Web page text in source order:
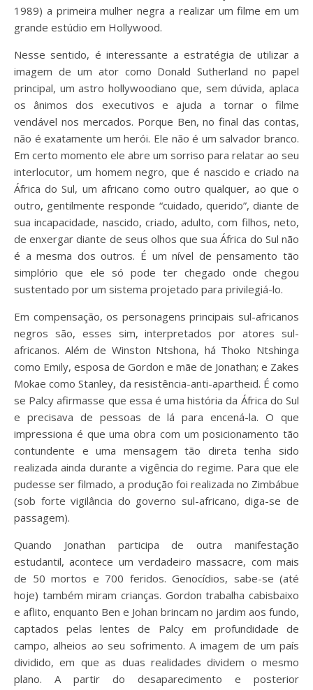
1989) a primeira mulher negra a realizar um filme em um
grande estúdio em Hollywood.
Nesse sentido, é interessante a estratégia de utilizar a
imagem de um ator como Donald Sutherland no papel
principal, um astro hollywoodiano que, sem dúvida, aplaca
os ânimos dos executivos e ajuda a tornar o filme
vendável nos mercados. Porque Ben, no final das contas,
não é exatamente um herói. Ele não é um salvador branco.
Em certo momento ele abre um sorriso para relatar ao seu
interlocutor, um homem negro, que é nascido e criado na
África do Sul, um africano como outro qualquer, ao que o
outro, gentilmente responde “cuidado, querido”, diante de
sua incapacidade, nascido, criado, adulto, com filhos, neto,
de enxergar diante de seus olhos que sua África do Sul não
é a mesma dos outros. É um nível de pensamento tão
simplório que ele só pode ter chegado onde chegou
sustentado por um sistema projetado para privilegiá-lo.
Em compensação, os personagens principais sul-africanos
negros são, esses sim, interpretados por atores sul-
africanos. Além de Winston Ntshona, há Thoko Ntshinga
como Emily, esposa de Gordon e mãe de Jonathan; e Zakes
Mokae como Stanley, da resistência-anti-apartheid. É como
se Palcy afirmasse que essa é uma história da África do Sul
e precisava de pessoas de lá para encená-la. O que
impressiona é que uma obra com um posicionamento tão
contundente e uma mensagem tão direta tenha sido
realizada ainda durante a vigência do regime. Para que ele
pudesse ser filmado, a produção foi realizada no Zimbábue
(sob forte vigilância do governo sul-africano, diga-se de
passagem).
Quando Jonathan participa de outra manifestação
estudantil, acontece um verdadeiro massacre, com mais
de 50 mortos e 700 feridos. Genocídios, sabe-se (até
hoje) também miram crianças. Gordon trabalha cabisbaixo
e aflito, enquanto Ben e Johan brincam no jardim aos fundo,
captados pelas lentes de Palcy em profundidade de
campo, alheios ao seu sofrimento. A imagem de um país
dividido, em que as duas realidades dividem o mesmo
plano. A partir do desaparecimento e posterior